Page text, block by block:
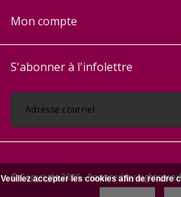
Mon compte
S'abonner à l'infolettre
© Copyright 2026 - Powered byLightspeed
Veuillez accepter les cookies afin de rendre